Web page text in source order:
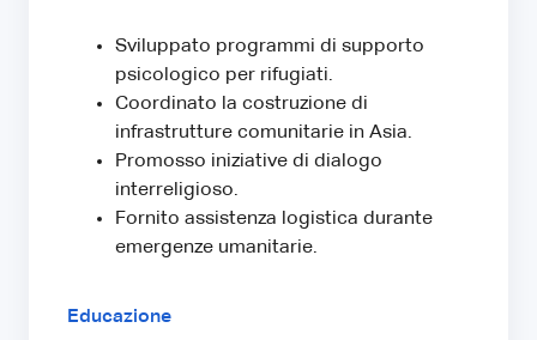
Sviluppato programmi di supporto
psicologico per rifugiati.
Coordinato la costruzione di
infrastrutture comunitarie in Asia.
Promosso iniziative di dialogo
interreligioso.
Fornito assistenza logistica durante
emergenze umanitarie.
Educazione